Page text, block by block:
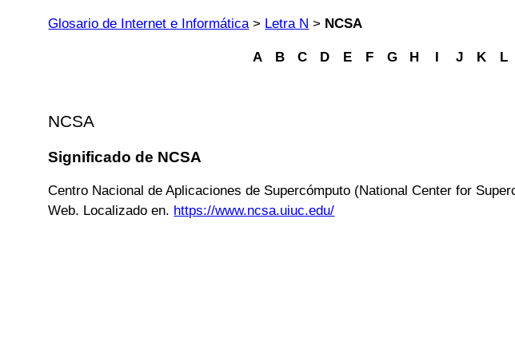
Glosario de Internet e Informática> Letra N > NCSA
A B C D E F G H I J K L
NCSA
Significado de NCSA
Centro Nacional de Aplicaciones de Supercómputo (National Center for
Web. Localizado en. https://www.ncsa.uiuc.edu/